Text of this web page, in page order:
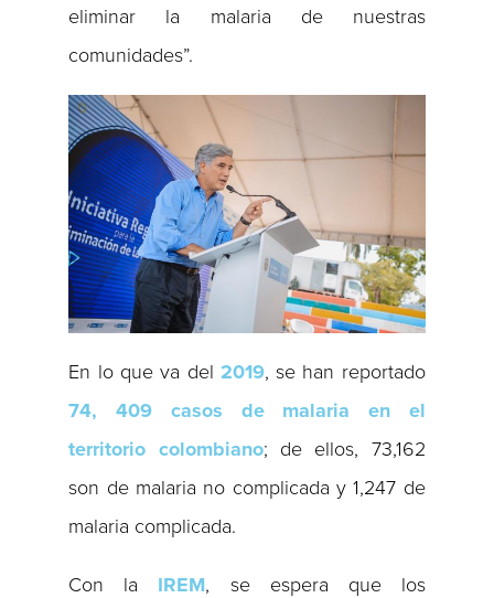
eliminar la malaria de nuestras
comunidades”.
En lo que va del 2019, se han reportado
74, 409 casos de malaria en el
territorio colombiano; de ellos, 73,162
son de malaria no complicada y 1,247 de
malaria complicada.
Con la IREM, se espera que los